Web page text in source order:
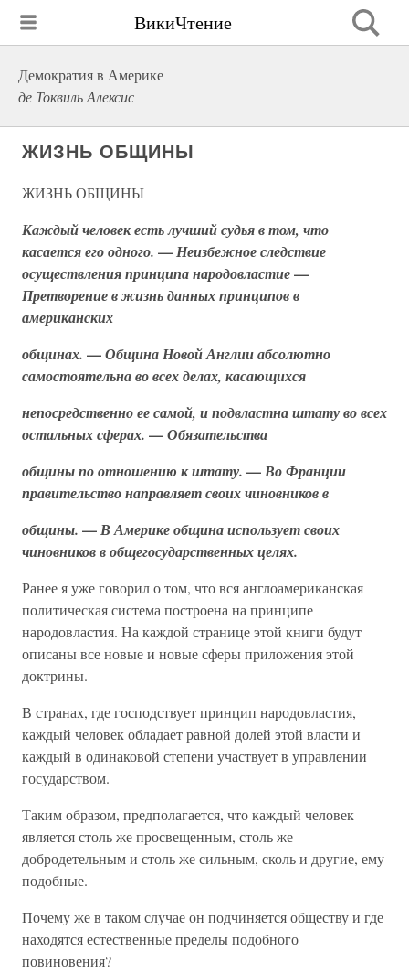
ВикиЧтение
Демократия в Америке
де Токвиль Алексис
ЖИЗНЬ ОБЩИНЫ
ЖИЗНЬ ОБЩИНЫ
Каждый человек есть лучший судья в том, что
касается его одного. —Неизбежное следствие
осуществления принципа народовластие—
Претворение в жизнь данных принципов в
американских
общинах. —Община Новой Англии абсолютно
самостоятельна во всех делах, касающихся
непосредственно ее самой, и подвластна штату во всех
остальных сферах. —Обязательства
общины по отношению к штату. —Во Франции
правительство направляет своих чиновников в
общины. —В Америке община использует своих
чиновников в общегосударственных целях.
Ранее я уже говорил о том, что вся англоамериканская
политическая система построена на принципе
народовластия. На каждой странице этой книги будут
описаны все новые и новые сферы приложения этой
доктрины.
В странах, где господствует принцип народовластия,
каждый человек обладает равной долей этой власти и
каждый в одинаковой степени участвует в управлении
государством.
Таким образом, предполагается, что каждый человек
является столь же просвещенным, столь же
добродетельным и столь же сильным, сколь и другие, ему
подобные.
Почему же в таком случае он подчиняется обществу и где
находятся естественные пределы подобного
повиновения?